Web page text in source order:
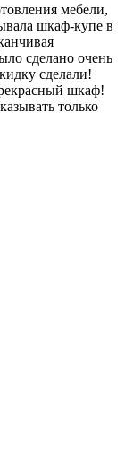
мебели,
шкаф-купе в
сделано очень
сделали!
шкаф!
только